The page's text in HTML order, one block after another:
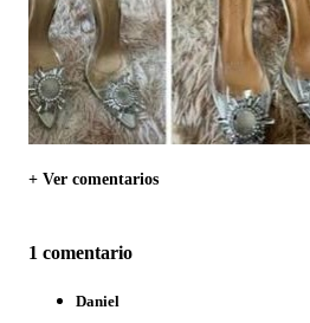
+ Ver comentarios
1 comentario
Daniel